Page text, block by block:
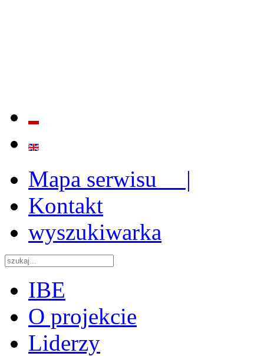
Mapa serwisu |
Kontakt
wyszukiwarka
IBE
O projekcie
Liderzy